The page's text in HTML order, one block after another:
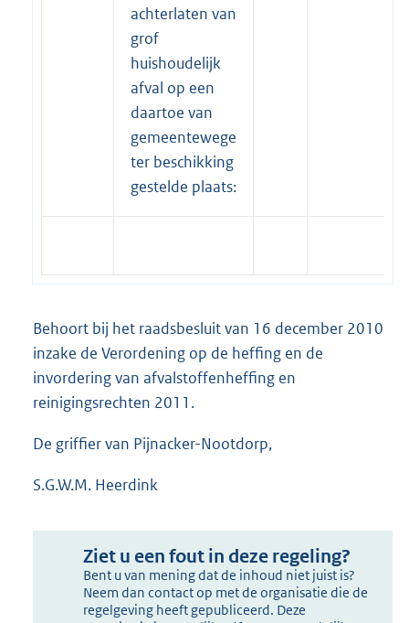
achterlaten van
grof
huishoudelijk
afval op een
daartoe van
gemeentewege
ter beschikking
gestelde plaats:
Behoort bij het raadsbesluit van 16 december 2010
inzake de Verordening op de heffing en de
invordering van afvalstoffenheffing en
reinigingsrechten 2011.
De griffier van Pijnacker-Nootdorp,
S.G.W.M. Heerdink
Ziet u een fout in deze regeling?
Bent u van mening dat de inhoud niet juist is?
Neem dan contact op met de organisatie die de
regelgeving heeft gepubliceerd. Deze